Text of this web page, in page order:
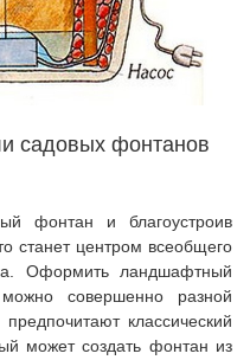
садовых фонтанов
фонтан и благоустроив
станет центром всеобщего
Оформить ландшафтный
совершенно разной
классический
может создать фонтан из